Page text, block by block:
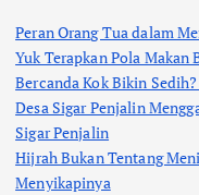
Peran Orang Tua dalam
Yuk Terapkan Pola Makan
Bercanda Kok Bikin
Desa Sigar Penjalin
Sigar Penjalin
Hijrah Bukan Tentang
Menyikapinya